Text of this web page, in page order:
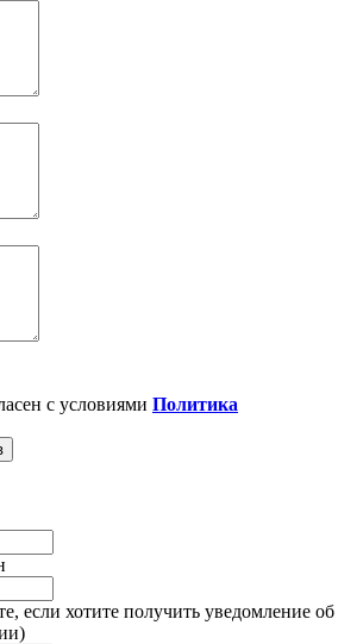
с условиями Политика
если хотите получить уведомление об